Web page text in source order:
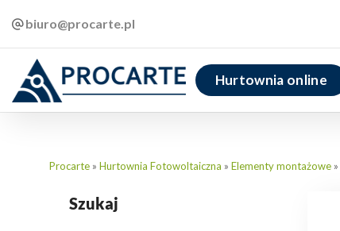
biuro@procarte.pl
Hurtownia online
Procarte » Hurtownia Fotowoltaiczna » Elementy montażowe »
Szukaj